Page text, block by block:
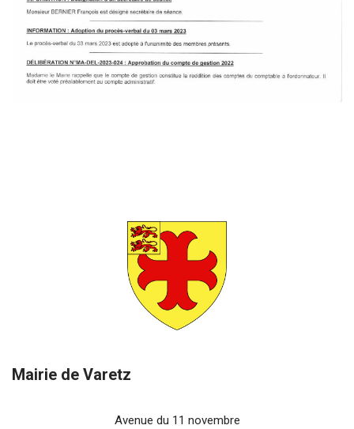
Mairie de Varetz
Avenue du 11 novembre